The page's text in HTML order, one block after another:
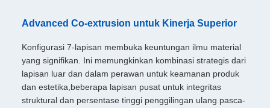
Advanced Co-extrusion untuk Kinerja Superior
Konfigurasi 7-lapisan membuka keuntungan ilmu material
yang signifikan. Ini memungkinkan kombinasi strategis dari
lapisan luar dan dalam perawan untuk keamanan produk
dan estetika,beberapa lapisan pusat untuk integritas
struktural dan persentase tinggi penggilingan ulang pasca-